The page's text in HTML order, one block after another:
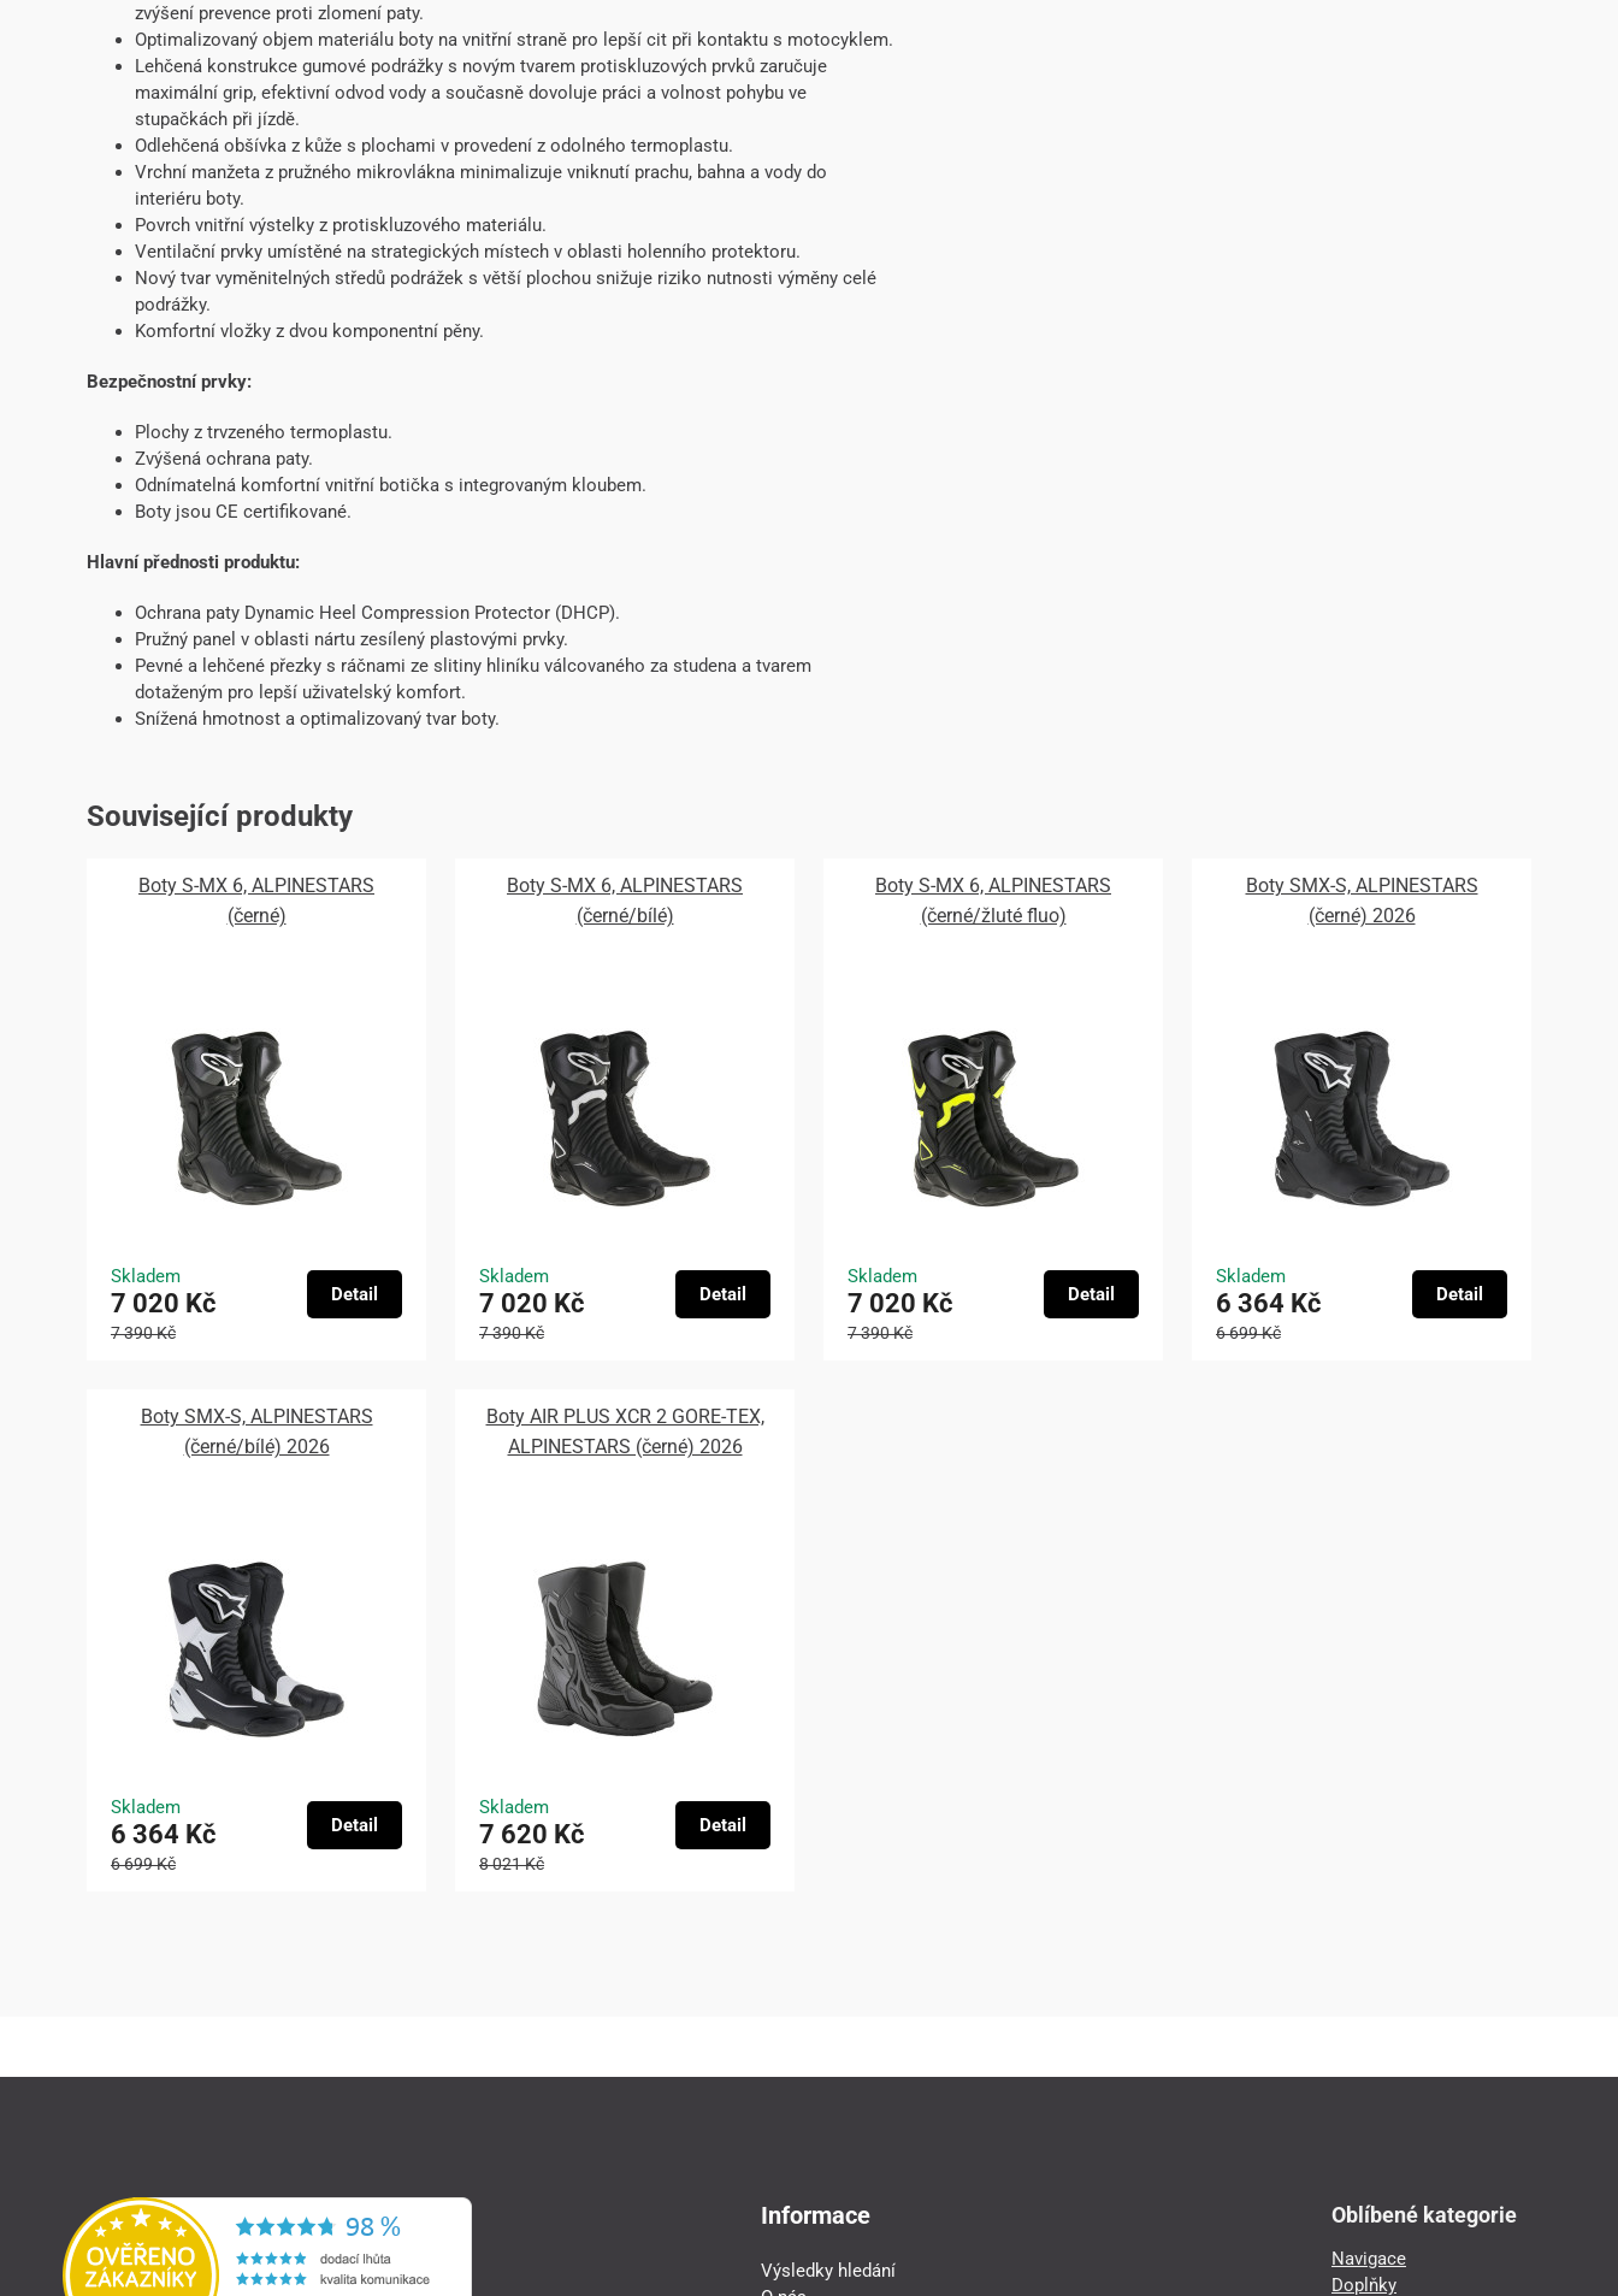
zvýšení prevence proti zlomení paty.
Optimalizovaný objem materiálu boty na vnitřní straně pro lepší cit při kontaktu s motocyklem.
Lehčená konstrukce gumové podrážky s novým tvarem protiskluzových prvků zaručuje
maximální grip, efektivní odvod vody a současně dovoluje práci a volnost pohybu ve
stupačkách při jízdě.
Odlehčená obšívka z kůže s plochami v provedení z odolného termoplastu.
Vrchní manžeta z pružného mikrovlákna minimalizuje vniknutí prachu, bahna a vody do
interiéru boty.
Povrch vnitřní výstelky z protiskluzového materiálu.
Ventilační prvky umístěné na strategických místech v oblasti holenního protektoru.
Nový tvar vyměnitelných středů podrážek s větší plochou snižuje riziko nutnosti výměny celé
podrážky.
Komfortní vložky z dvou komponentní pěny.
Bezpečnostní prvky:
Plochy z trvzeného termoplastu.
Zvýšená ochrana paty.
Odnímatelná komfortní vnitřní botička s integrovaným kloubem.
Boty jsou CE certifikované.
Hlavní přednosti produktu:
Ochrana paty Dynamic Heel Compression Protector (DHCP).
Pružný panel v oblasti nártu zesílený plastovými prvky.
Pevné a lehčené přezky s ráčnami ze slitiny hliníku válcovaného za studena a tvarem
dotaženým pro lepší uživatelský komfort.
Snížená hmotnost a optimalizovaný tvar boty.
Související produkty
Boty S-MX 6, ALPINESTARS
(černé)
Skladem
7 020 Kč
7 390 Kč
Detail
Boty S-MX 6, ALPINESTARS
(černé/bílé)
Skladem
7 020 Kč
7 390 Kč
Detail
Boty S-MX 6, ALPINESTARS
(černé/žluté fluo)
Skladem
7 020 Kč
7 390 Kč
Detail
Boty SMX-S, ALPINESTARS
(černé) 2026
Skladem
6 364 Kč
6 699 Kč
Detail
Boty SMX-S, ALPINESTARS
(černé/bílé) 2026
Skladem
6 364 Kč
6 699 Kč
Detail
Boty AIR PLUS XCR 2 GORE-TEX,
ALPINESTARS (černé) 2026
Skladem
7 620 Kč
8 021 Kč
Detail
Informace
Výsledky hledání
Oblíbené kategorie
Navigace
Doplňky